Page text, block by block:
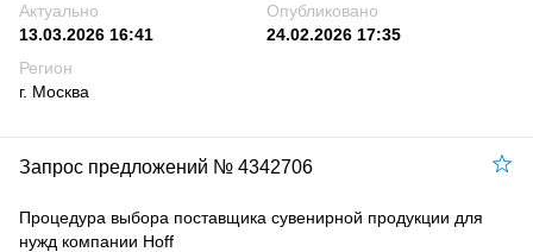
Актуально
13.03.2026 16:41
Опубликовано
24.02.2026 17:35
Регион
г. Москва
Запрос предложений № 4342706
Процедура выбора поставщика сувенирной продукции для
нужд компании Hoff